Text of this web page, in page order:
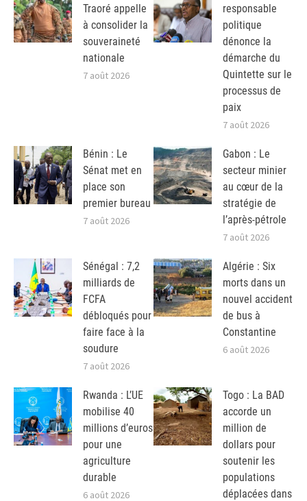
Traoré appelle
à consolider la
souveraineté
nationale
7 août 2026
responsable
politique
dénonce la
démarche du
Quintette sur le
processus de
paix
7 août 2026
Bénin : Le
Sénat met en
place son
premier bureau
7 août 2026
Gabon : Le
secteur minier
au cœur de la
stratégie de
l’après-pétrole
7 août 2026
Sénégal : 7,2
milliards de
FCFA
débloqués pour
faire face à la
soudure
7 août 2026
Algérie : Six
morts dans un
nouvel accident
de bus à
Constantine
6 août 2026
Rwanda : L’UE
mobilise 40
millions d’euros
pour une
agriculture
durable
6 août 2026
Togo : La BAD
accorde un
million de
dollars pour
soutenir les
populations
déplacées dans